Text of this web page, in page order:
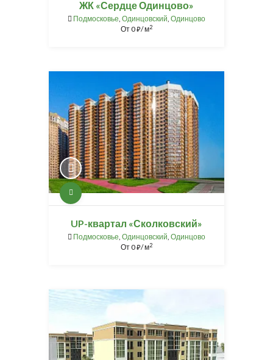
ЖК «Сердце Одинцово»
Подмосковье, Одинцовский, Одинцово
От0⃏/ м2
UP-квартал «Сколковский»
Подмосковье, Одинцовский, Одинцово
От0⃏/ м2